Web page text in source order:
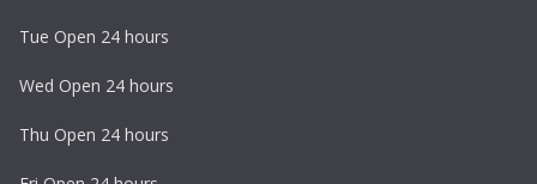
Tue Open 24 hours
Wed Open 24 hours
Thu Open 24 hours